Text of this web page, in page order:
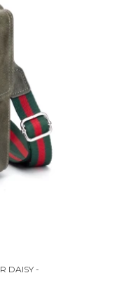
DAISY -